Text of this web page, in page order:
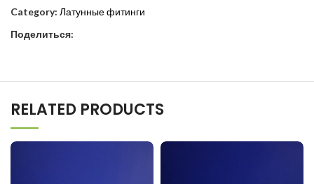
Category: Латунные фитинги
Поделиться:
RELATED PRODUCTS